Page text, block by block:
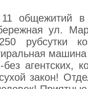
общежитий в
ул.
рубсутки
машина
агентских,
закон!